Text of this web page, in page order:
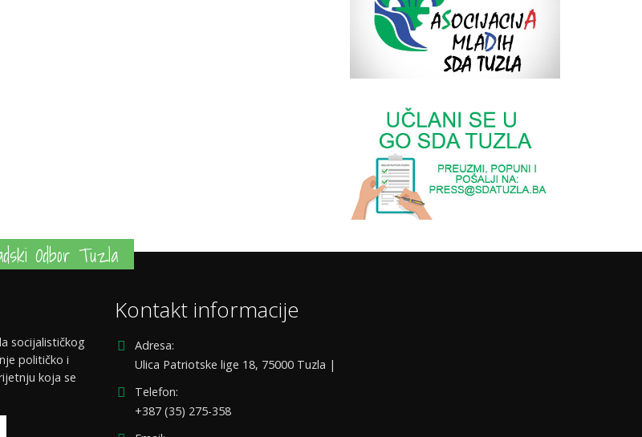
Odbor Tuzla
socijalističkog
političko i
koja se
Kontakt informacije
Adresa:
Ulica Patriotske lige 18, 75000 Tuzla |
Telefon:
+387 (35) 275-358